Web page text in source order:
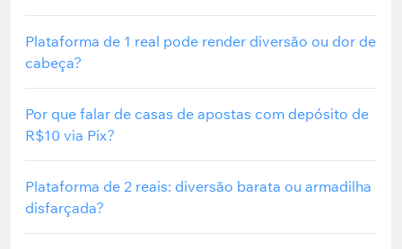
Plataforma de 1 real pode render diversão ou dor de
cabeça?
Por que falar de casas de apostas com depósito de
R$10 via Pix?
Plataforma de 2 reais: diversão barata ou armadilha
disfarçada?